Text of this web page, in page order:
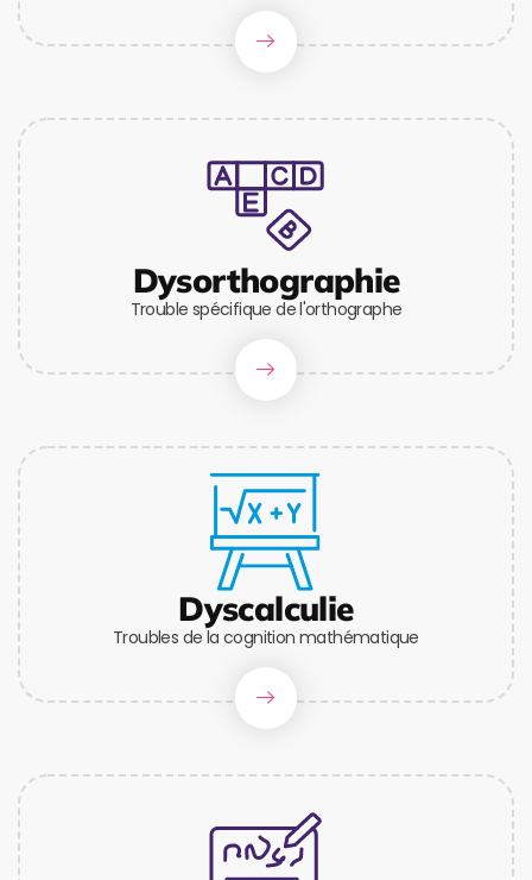
Dysorthographie
Trouble spécifique de l'orthographe
Dyscalculie
Troubles de la cognition mathématique